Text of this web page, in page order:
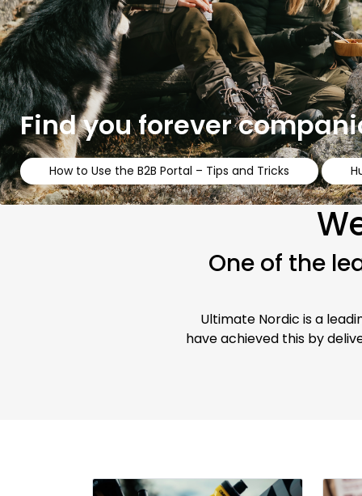
Find you forever
How to Use the B2B Portal – Tips and Tricks
One of the
Ultimate Nordic is a
have achieved this by